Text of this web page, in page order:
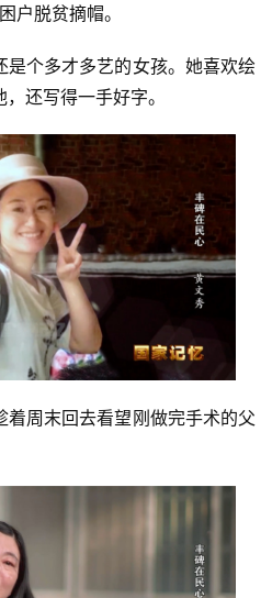
户脱贫摘帽。
是个多才多艺的女孩。她喜欢绘
还写得一手好字。
周末回去看望刚做完手术的父